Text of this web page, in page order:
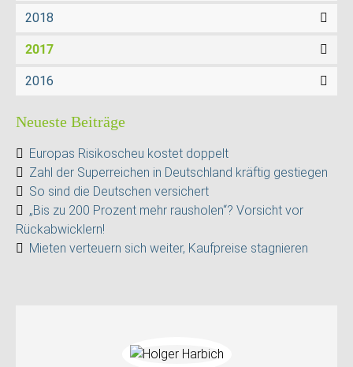
2018
2017
2016
Neueste Beiträge
Europas Risikoscheu kostet doppelt
Zahl der Superreichen in Deutschland kräftig gestiegen
So sind die Deutschen versichert
„Bis zu 200 Prozent mehr rausholen“? Vorsicht vor
Rückabwicklern!
Mieten verteuern sich weiter, Kaufpreise stagnieren